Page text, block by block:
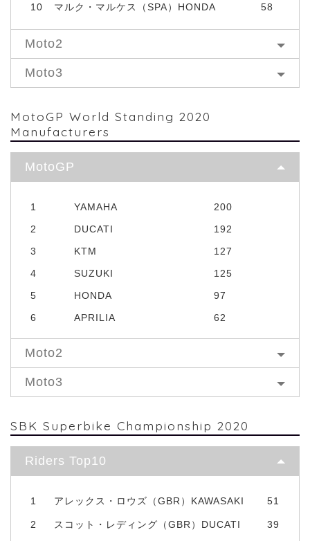
10 マルク・マルケス（SPA）HONDA 58
Moto2
Moto3
MotoGP World Standing 2020
Manufacturers
MotoGP
1 YAMAHA
200
2
DUCATI
192
3
KTM
127
4
SUZUKI
125
5
HONDA
97
6
APRILIA 62
Moto2
Moto3
SBK Superbike Championship 2020
Riders Top10
1 アレックス・ロウズ（GBR）KAWASAKI 51
2 スコット・レディング（GBR）DUCATI 39